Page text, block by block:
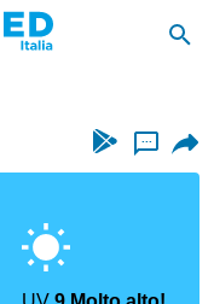
...